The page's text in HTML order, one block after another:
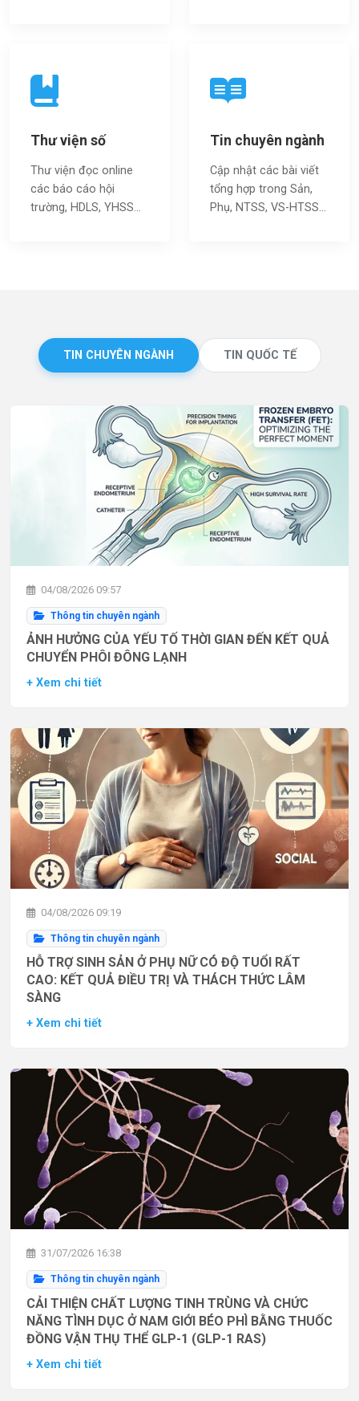
Thư viện số
Thư viện đọc online
các báo cáo hội
trường, HDLS, YHSS…
Tin chuyên ngành
Cập nhật các bài viết
tổng hợp trong Sản,
Phụ, NTSS, VS-HTSS...
TIN CHUYÊN NGÀNH TIN QUỐC TẾ
04/08/2026 09:57
Thông tin chuyên ngành
ẢNH HƯỞNG CỦA YẾU TỐ THỜI GIAN ĐẾN KẾT QUẢ
CHUYỂN PHÔI ĐÔNG LẠNH
+ Xem chi tiết
04/08/2026 09:19
Thông tin chuyên ngành
HỖ TRỢ SINH SẢN Ở PHỤ NỮ CÓ ĐỘ TUỔI RẤT
CAO: KẾT QUẢ ĐIỀU TRỊ VÀ THÁCH THỨC LÂM
SÀNG
+ Xem chi tiết
31/07/2026 16:38
Thông tin chuyên ngành
CẢI THIỆN CHẤT LƯỢNG TINH TRÙNG VÀ CHỨC
NĂNG TÌNH DỤC Ở NAM GIỚI BÉO PHÌ BẰNG THUỐC
ĐỒNG VẬN THỤ THỂ GLP-1 (GLP-1 RAS)
+ Xem chi tiết